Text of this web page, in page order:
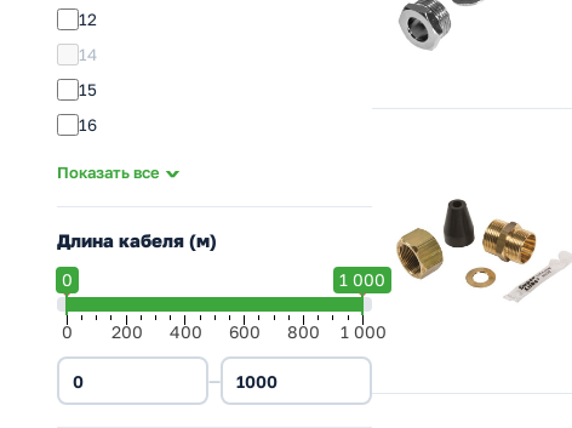
12
14
15
16
28
40
Показать все
Длина кабеля (м)
0 1 000
0 200 400 600 800 1 000
—